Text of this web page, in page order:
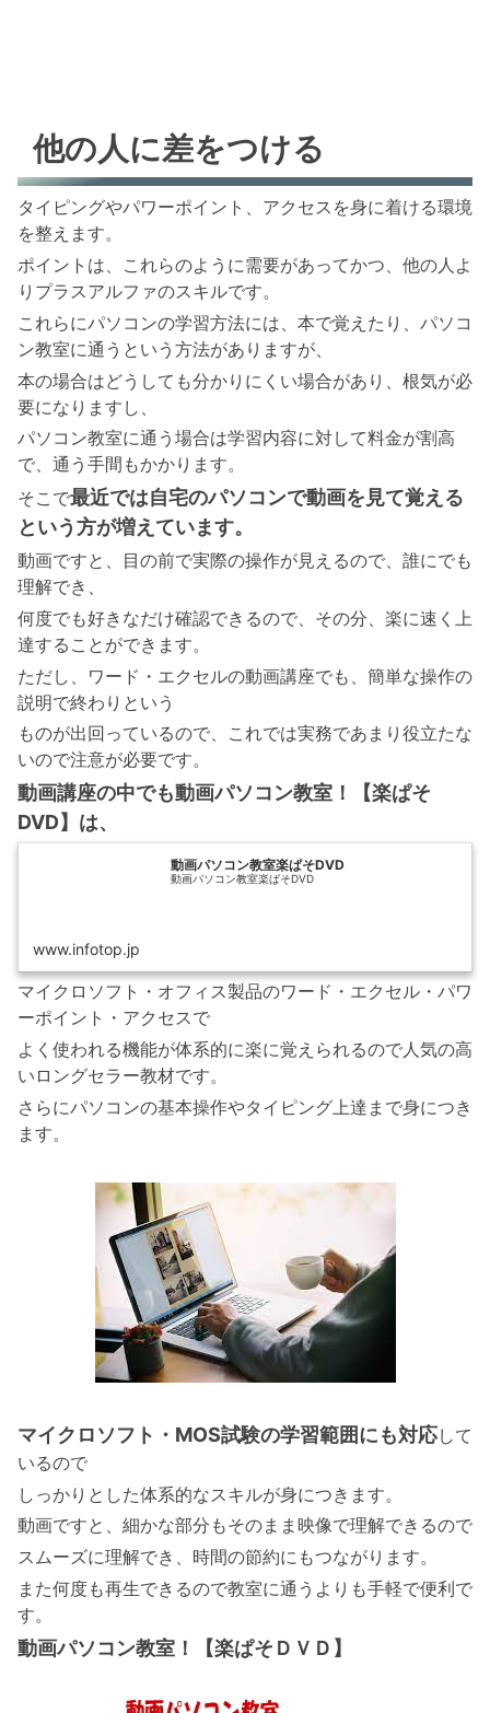
他の人に差をつける
タイピングやパワーポイント、アクセスを身に着ける環境
を整えます。
ポイントは、これらのように需要があってかつ、他の人よ
りプラスアルファのスキルです。
これらにパソコンの学習方法には、本で覚えたり、パソコ
ン教室に通うという方法がありますが、
本の場合はどうしても分かりにくい場合があり、根気が必
要になりますし、
パソコン教室に通う場合は学習内容に対して料金が割高
で、通う手間もかかります。
そこで最近では自宅のパソコンで動画を見て覚える
という方が増えています。
動画ですと、目の前で実際の操作が見えるので、誰にでも
理解でき、
何度でも好きなだけ確認できるので、その分、楽に速く上
達することができます。
ただし、ワード・エクセルの動画講座でも、簡単な操作の
説明で終わりという
ものが出回っているので、これでは実務であまり役立たな
いので注意が必要です。
動画講座の中でも動画パソコン教室！【楽ぱそ
DVD】は、
動画パソコン教室楽ぱそDVD
動画パソコン教室楽ぱそDVD
www.infotop.jp
マイクロソフト・オフィス製品のワード・エクセル・パワ
ーポイント・アクセスで
よく使われる機能が体系的に楽に覚えられるので人気の高
いロングセラー教材です。
さらにパソコンの基本操作やタイピング上達まで身につき
ます。
マイクロソフト・MOS試験の学習範囲にも対応して
いるので
しっかりとした体系的なスキルが身につきます。
動画ですと、細かな部分もそのまま映像で理解できるので
スムーズに理解でき、時間の節約にもつながります。
また何度も再生できるので教室に通うよりも手軽で便利で
す。
動画パソコン教室！【楽ぱそＤＶＤ】